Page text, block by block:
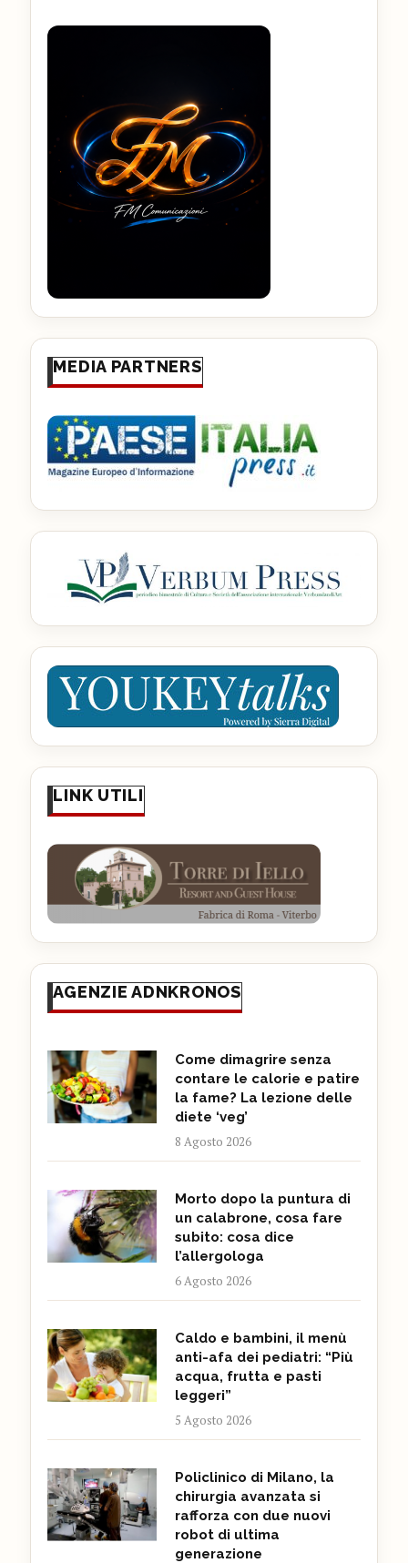
MEDIA PARTNERS
LINK UTILI
AGENZIE ADNKRONOS
Come dimagrire senza
contare le calorie e patire
la fame? La lezione delle
diete ‘veg’
8 Agosto 2026
Morto dopo la puntura di
un calabrone, cosa fare
subito: cosa dice
l’allergologa
6 Agosto 2026
Caldo e bambini, il menù
anti-afa dei pediatri: “Più
acqua, frutta e pasti
leggeri”
5 Agosto 2026
Policlinico di Milano, la
chirurgia avanzata si
rafforza con due nuovi
robot di ultima
generazione